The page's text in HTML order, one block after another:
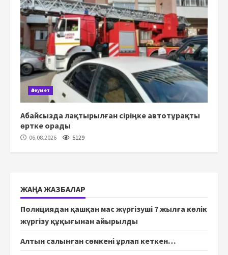
Әлеумет
Абайсызда лақтырылған сіріңке автотұрақты
өртке орады
06.08.2026 5129
ЖАҢА ЖАЗБАЛАР
Полициядан қашқан мас жүргізуші 7 жылға көлік
жүргізу құқығынан айырылды
Алтын салынған сөмкені ұрлап кеткен…